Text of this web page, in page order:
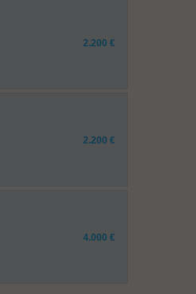
2.200 €
2.200 €
4.000 €